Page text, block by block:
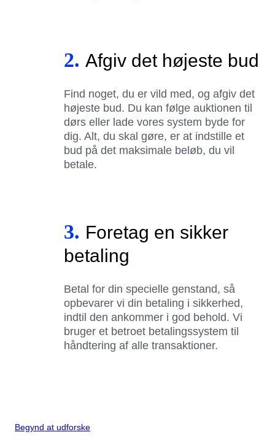
2. Afgiv det højeste bud
Find noget, du er vild med, og afgiv det
højeste bud. Du kan følge auktionen til
dørs eller lade vores system byde for
dig. Alt, du skal gøre, er at indstille et
bud på det maksimale beløb, du vil
betale.
3. Foretag en sikker
betaling
Betal for din specielle genstand, så
opbevarer vi din betaling i sikkerhed,
indtil den ankommer i god behold. Vi
bruger et betroet betalingssystem til
håndtering af alle transaktioner.
Begynd at udforske